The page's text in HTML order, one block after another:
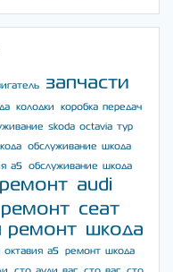
запчасти
колодки
коробка передач
skoda octavia тур
обслуживание шкода
а5 обслуживание шкода
ремонт audi
ремонт сеат
ремонт шкода
а5
ремонт шкода